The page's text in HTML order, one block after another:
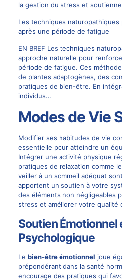
la gestion du stress et
Les techniques
après une période de fatigue
EN BREF Les techniques
approche naturelle pour
période de fatigue. Ces
de plantes adaptogènes, des
pratiques de bien-être. En
individus…
Modes de Vie
Modifier ses habitudes de vie
essentielle pour atteindre un
Intégrer une activité physique
pratiques de relaxation comme
veiller à un sommeil adéquat
apportent un soutien à votre
des éléments non négligeables
stress et améliorer votre qualité
Soutien Émotionnel
Psychologique
Le bien-être émotionnel joue
prépondérant dans la santé
encourage des pratiques qui